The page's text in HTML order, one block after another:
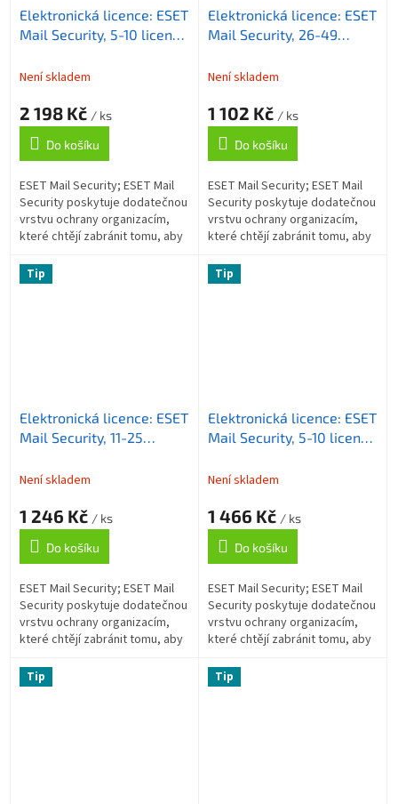
Elektronická licence: ESET
Mail Security, 5-10 licencí,
Není skladem
2 198 Kč / ks
Do košíku
ESET Mail Security; ESET Mail
Security poskytuje dodatečnou
vrstvu ochrany organizacím,
které chtějí zabránit tomu, aby
v síti. Antispam; Tato...
Elektronická licence: ESET
Mail Security, 26-49
Není skladem
1 102 Kč / ks
Do košíku
ESET Mail Security; ESET Mail
Security poskytuje dodatečnou
vrstvu ochrany organizacím,
které chtějí zabránit tomu, aby
v síti. Antispam; Tato...
Tip
Elektronická licence: ESET
Mail Security, 11-25
Není skladem
1 246 Kč / ks
Do košíku
ESET Mail Security; ESET Mail
Security poskytuje dodatečnou
vrstvu ochrany organizacím,
které chtějí zabránit tomu, aby
v síti. Antispam; Tato...
Tip
Elektronická licence: ESET
Mail Security, 5-10 licencí,
Není skladem
1 466 Kč / ks
Do košíku
ESET Mail Security; ESET Mail
Security poskytuje dodatečnou
vrstvu ochrany organizacím,
které chtějí zabránit tomu, aby
v síti. Antispam; Tato...
Tip Tip